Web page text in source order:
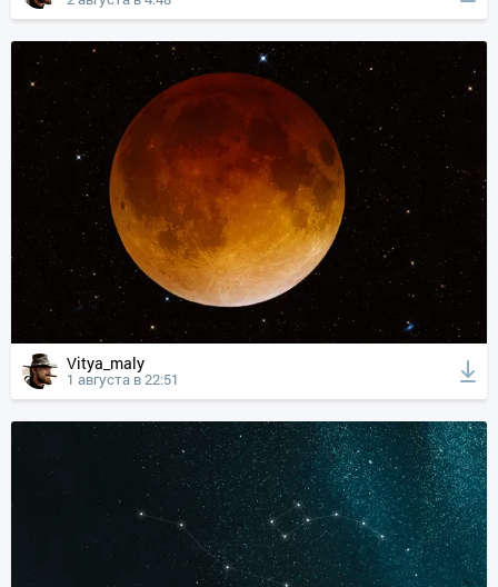
Vitya_maly
1 августа в 22:51